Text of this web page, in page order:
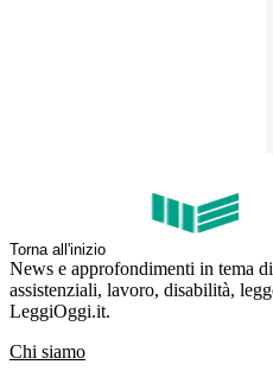
Torna all'inizio
News e approfondimenti in tema
assistenziali, lavoro, disabilità,
LeggiOggi.it.
Chi siamo